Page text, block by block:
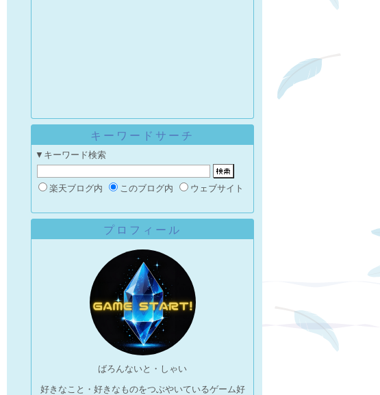
キーワードサーチ
▼キーワード検索
楽天ブログ内 このブログ内 ウェブサイト
プロフィール
ばろんないと・しゃい
好きなこと・好きなものをつぶやいているゲーム好